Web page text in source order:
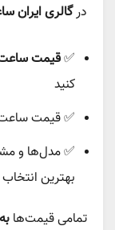
درگالری ایران
✅قیمت ساعت
کنید
✅ قیمت ساعت
✅ مدل‌ها و
بهترین
تمامی قیمت‌ها